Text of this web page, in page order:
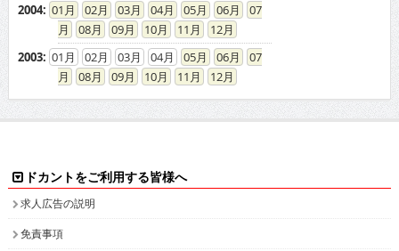
ドカントをご利用する皆様へ
求人広告の説明
特商法に基づく表示
プライバシーポリシー